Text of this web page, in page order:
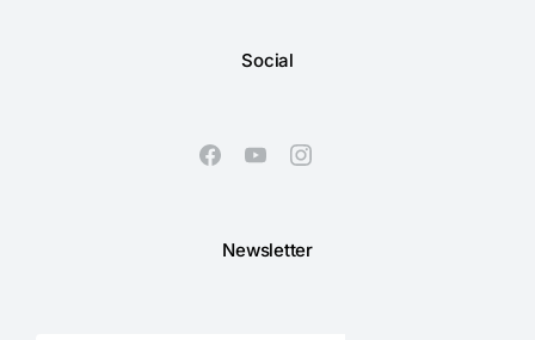
Social
Newsletter